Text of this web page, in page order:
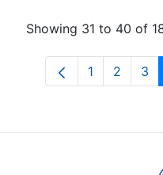
Showing 31 to 40 of
Page
1 Page
2 3